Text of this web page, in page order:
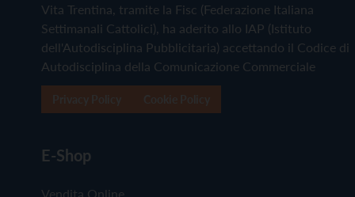
Vita Trentina, tramite la Fisc (Federazione Italiana
Settimanali Cattolici), ha aderito allo IAP (Istituto
dell'Autodisciplina Pubblicitaria) accettando il Codice di
Autodisciplina della Comunicazione Commerciale
E-Shop
Vendita Online